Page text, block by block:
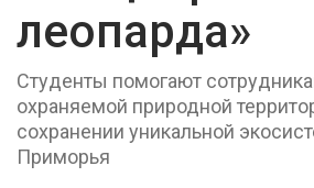
леопарда»
Студенты помогают
охраняемой природной
сохранении уникальной
Приморья